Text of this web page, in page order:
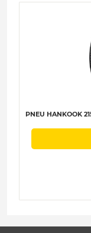
PNEU HANKOOK